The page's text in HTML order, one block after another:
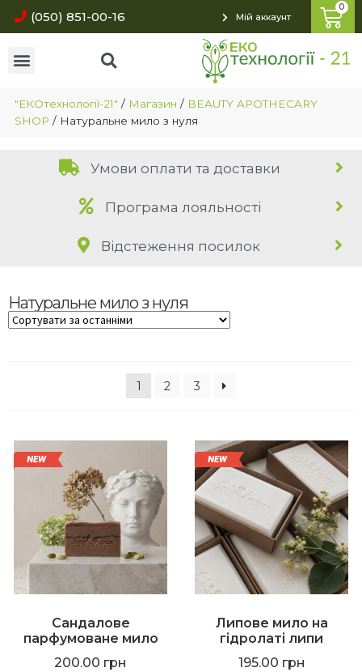
(050) 851-00-16 Мій аккаунт
"ЕКОтехнології-21" / Магазин / BEAUTY APOTHECARY
SHOP / Натуральне мило з нуля
Умови оплати та доставки
Програма лояльності
Відстеження посилок
Натуральне мило з нуля
1 2 3
Сандалове
парфумоване мило
200.00 грн
Липове мило на
гідролаті липи
195.00 грн